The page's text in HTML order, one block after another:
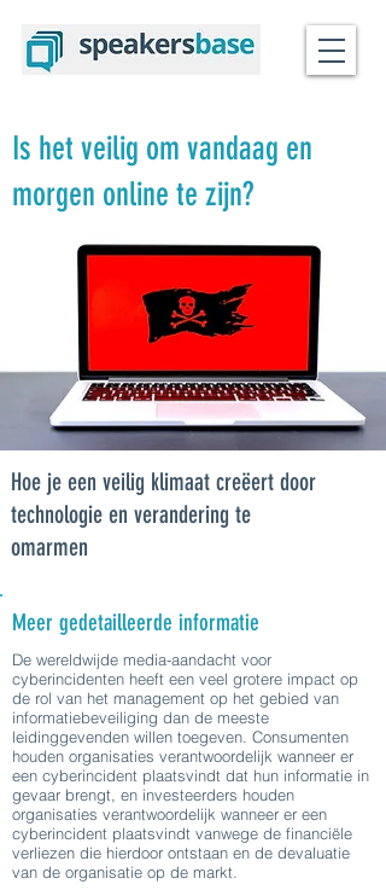
Is het veilig om vandaag en
morgen online te zijn?
Hoe je een veilig klimaat creëert door
technologie en verandering te
omarmen
Meer gedetailleerde informatie
De wereldwijde media-aandacht voor
cyberincidenten heeft een veel grotere impact op
de rol van het management op het gebied van
informatiebeveiliging dan de meeste
leidinggevenden willen toegeven. Consumenten
houden organisaties verantwoordelijk wanneer er
een cyberincident plaatsvindt dat hun informatie in
gevaar brengt, en investeerders houden
organisaties verantwoordelijk wanneer er een
cyberincident plaatsvindt vanwege de financiële
verliezen die hierdoor ontstaan en de devaluatie
van de organisatie op de markt.